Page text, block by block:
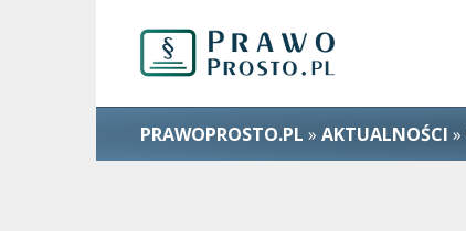
PRAWOPROSTO.PL » AKTUALNOŚCI »